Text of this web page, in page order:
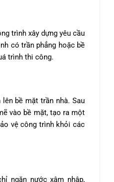
trình xây dựng yêu cầu
có trần phẳng hoặc bề
trình thi công.
bề mặt trần nhà. Sau
vào bề mặt, tạo ra một
vệ công trình khỏi các
ngăn nước xâm nhập,